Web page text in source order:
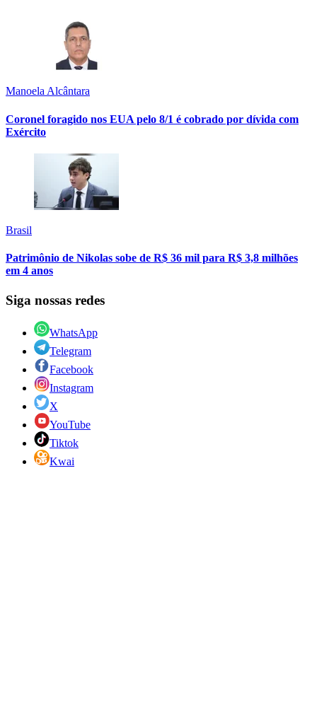
Manoela Alcântara
Coronel foragido nos EUA pelo 8/1 é cobrado por dívida com
Exército
Brasil
Patrimônio de Nikolas sobe de R$ 36 mil para R$ 3,8 milhões
em 4 anos
Siga nossas redes
WhatsApp
Telegram
Facebook
Instagram
X
YouTube
Tiktok
Kwai